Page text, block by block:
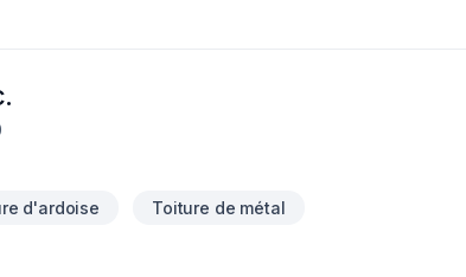
d'ardoise Toiture de métal